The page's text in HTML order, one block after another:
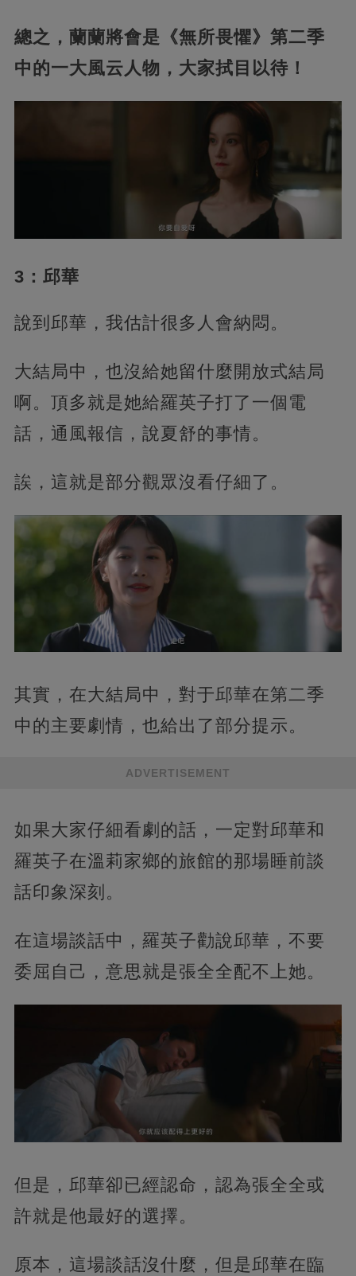
總之，蘭蘭將會是《無所畏懼》第二季
中的一大風云人物，大家拭目以待！
3：邱華
說到邱華，我估計很多人會納悶。
大結局中，也沒給她留什麼開放式結局
啊。頂多就是她給羅英子打了一個電
話，通風報信，說夏舒的事情。
誒，這就是部分觀眾沒看仔細了。
其實，在大結局中，對于邱華在第二季
中的主要劇情，也給出了部分提示。
ADVERTISEMENT
如果大家仔細看劇的話，一定對邱華和
羅英子在溫莉家鄉的旅館的那場睡前談
話印象深刻。
在這場談話中，羅英子勸說邱華，不要
委屈自己，意思就是張全全配不上她。
但是，邱華卻已經認命，認為張全全或
許就是他最好的選擇。
原本，這場談話沒什麼，但是邱華在臨